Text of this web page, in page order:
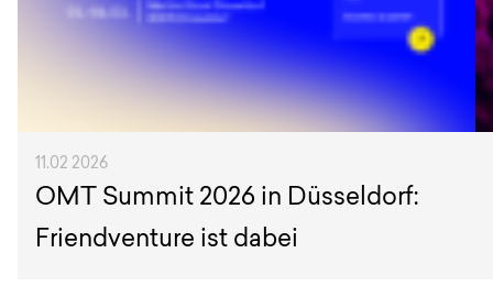
11.02 2026
OMT Summit 2026 in Düsseldorf:
Friendventure ist dabei